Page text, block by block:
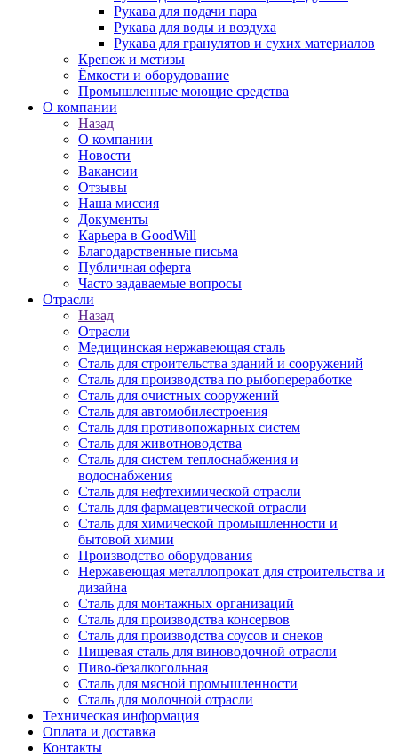
Рукава для подачи пара
Рукава для воды и воздуха
Рукава для гранулятов и сухих материалов
Крепеж и метизы
Ёмкости и оборудование
Промышленные моющие средства
О компании
Назад
О компании
Новости
Вакансии
Отзывы
Наша миссия
Документы
Карьера в GoodWill
Благодарственные письма
Публичная оферта
Часто задаваемые вопросы
Отрасли
Назад
Отрасли
Медицинcкая нержавеющая сталь
Сталь для строительства зданий и сооружений
Сталь для производства по рыбопереработке
Сталь для очистных сооружений
Сталь для автомобилестроения
Сталь для противопожарных систем
Сталь для животноводства
Сталь для систем теплоснабжения и
водоснабжения
Сталь для нефтехимической отрасли
Сталь для фармацевтической отрасли
Сталь для химической промышленности и
бытовой химии
Производство оборудования
Нержавеющая металлопрокат для строительства и
дизайна
Сталь для монтажных организаций
Сталь для производства консервов
Сталь для производства соусов и снеков
Пищевая сталь для виноводочной отрасли
Пиво-безалкогольная
Сталь для мясной промышленности
Сталь для молочной отрасли
Техническая информация
Оплата и доставка
Контакты